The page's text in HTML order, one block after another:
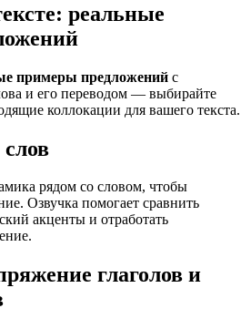
реальные
примеры предложений с
и его переводом — выбирайте
коллокации для вашего текста.
рядом со словом, чтобы
Озвучка помогает сравнить
акценты и отработать
глаголов и